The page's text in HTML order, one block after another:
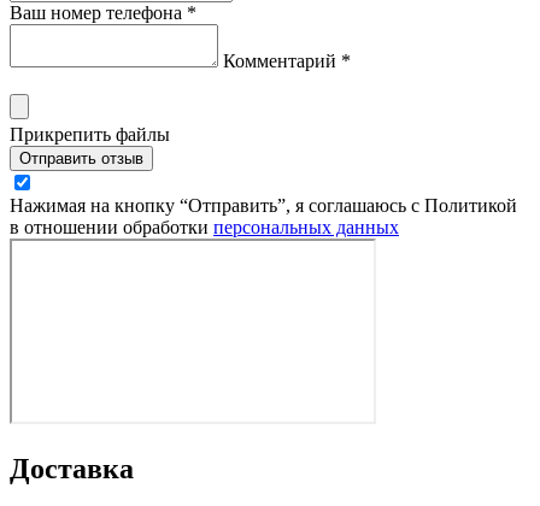
Ваш номер телефона *
Комментарий *
Прикрепить файлы
Отправить отзыв
Нажимая на кнопку “Отправить”, я соглашаюсь с Политикой
в отношении обработки персональных данных
Доставка